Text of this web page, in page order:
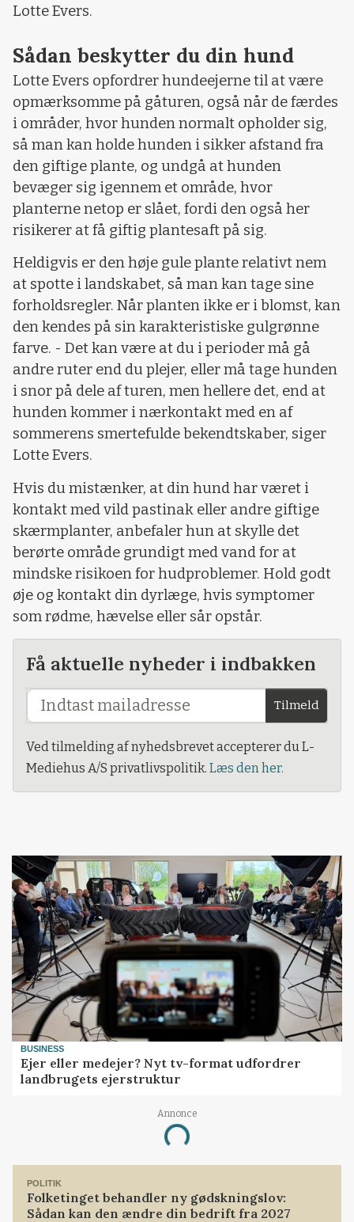
Lotte Evers.
Sådan beskytter du din hund
Lotte Evers opfordrer hundeejerne til at være
opmærksomme på gåturen, også når de færdes
i områder, hvor hunden normalt opholder sig,
så man kan holde hunden i sikker afstand fra
den giftige plante, og undgå at hunden
bevæger sig igennem et område, hvor
planterne netop er slået, fordi den også her
risikerer at få giftig plantesaft på sig.
Heldigvis er den høje gule plante relativt nem
at spotte i landskabet, så man kan tage sine
forholdsregler. Når planten ikke er i blomst, kan
den kendes på sin karakteristiske gulgrønne
farve. - Det kan være at du i perioder må gå
andre ruter end du plejer, eller må tage hunden
i snor på dele af turen, men hellere det, end at
hunden kommer i nærkontakt med en af
sommerens smertefulde bekendtskaber, siger
Lotte Evers.
Hvis du mistænker, at din hund har været i
kontakt med vild pastinak eller andre giftige
skærmplanter, anbefaler hun at skylle det
berørte område grundigt med vand for at
mindske risikoen for hudproblemer. Hold godt
øje og kontakt din dyrlæge, hvis symptomer
som rødme, hævelse eller sår opstår.
Få aktuelle nyheder i indbakken
Tilmeld
Ved tilmelding af nyhedsbrevet accepterer du L-
Mediehus A/S privatlivspolitik. Læs den her.
BUSINESS
Ejer eller medejer? Nyt tv-format udfordrer
landbrugets ejerstruktur
Annonce
Loading...
POLITIK
Folketinget behandler ny gødskningslov:
Sådan kan den ændre din bedrift fra 2027